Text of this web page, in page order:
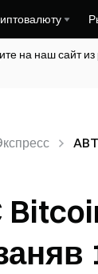
на наш сайт